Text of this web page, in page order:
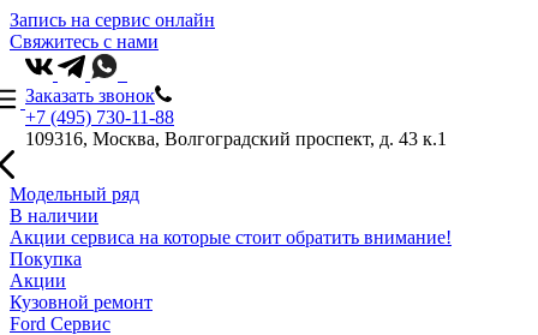
Запись на сервис онлайн
Свяжитесь с нами
Заказать звонок
+7 (495) 730-11-88
109316, Москва, Волгоградский проспект, д. 43 к.1
Модельный ряд
В наличии
Акции сервиса на которые стоит обратить внимание!
Покупка
Акции
Кузовной ремонт
Ford Сервис